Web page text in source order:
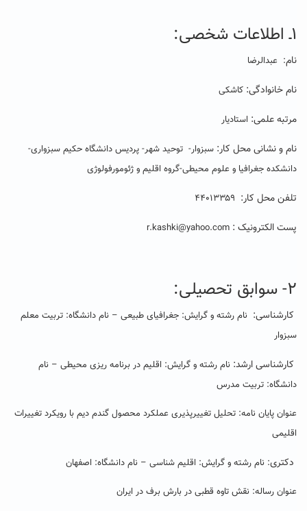
۱ـ اطلاعات شخصی:
نام: عبدالرضا
نام خانوادگی: کاشکی
مرتبه علمی: ‌ استادیار
نام ونشانی محل کار: سبزوار- توحید شهر- پردیس دانشگاه حکیم سبزواری-
دانشکده جغرافیا و علوم محیطی-گروه اقلیم و ژئومورفولوژی
تلفن محل کار:
پست الکترونیک :
۲- سوابق تحصیلی:
کارشناسی: نام رشته و گرایش: جغرافیای طبیعی – نام دانشگاه: تربیت معلم
سبزوار
کارشناسی ارشد: نام رشته و گرایش: اقلیم در برنامه ریزی محیطی – نام
دانشگاه: تربیت مدرس
عنوان پایان نامه: تحلیل تغییرپذیری عملکرد محصول گندم دیم با رویکرد تغییرات
اقلیمی
دکتری: نام رشته و گرایش: اقلیم شناسی – نام دانشگاه: اصفهان
عنوان رساله: نقش تاوه قطبی در بارش برف در ایران